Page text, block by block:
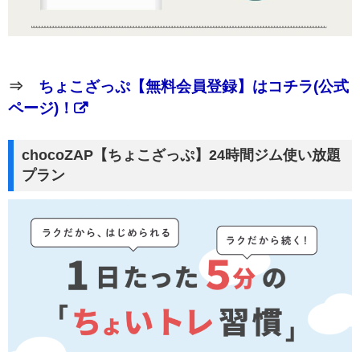
⇒ ちょこざっぷ【無料会員登録】はコチラ(公式
ページ)！
chocoZAP【ちょこざっぷ】24時間ジム使い放題
プラン